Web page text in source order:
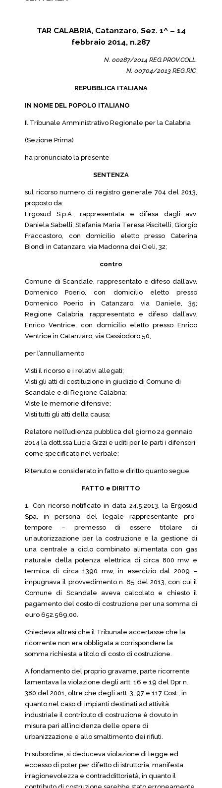
TAR CALABRIA, Catanzaro, Sez. 1^ – 14
febbraio 2014, n.287
N. 00287/2014 REG.PROV.COLL.
N. 00704/2013 REG.RIC.
REPUBBLICA ITALIANA
IN NOME DEL POPOLO ITALIANO
Il Tribunale Amministrativo Regionale per la Calabria
(Sezione Prima)
ha pronunciato la presente
SENTENZA
sul ricorso numero di registro generale 704 del 2013,
proposto da:
Ergosud S.p.A., rappresentata e difesa dagli avv.
Daniela Sabelli, Stefania Maria Teresa Piscitelli, Giorgio
Fraccastoro, con domicilio eletto presso Caterina
Biondi in Catanzaro, via Madonna dei Cieli, 32;
contro
Comune di Scandale, rappresentato e difeso dall’avv.
Domenico Poerio, con domicilio eletto presso
Domenico Poerio in Catanzaro, via Daniele, 35;
Regione Calabria, rappresentato e difeso dall’avv.
Enrico Ventrice, con domicilio eletto presso Enrico
Ventrice in Catanzaro, via Cassiodoro 50;
per l’annullamento
Visti il ricorso e i relativi allegati;
Visti gli atti di costituzione in giudizio di Comune di
Scandale e di Regione Calabria;
Viste le memorie difensive;
Visti tutti gli atti della causa;
Relatore nell’udienza pubblica del giorno 24 gennaio
2014 la dott.ssa Lucia Gizzi e uditi per le parti i difensori
come specificato nel verbale;
Ritenuto e considerato in fatto e diritto quanto segue.
FATTO e DIRITTO
1. Con ricorso notificato in data 24.5.2013, la Ergosud
Spa, in persona del legale rappresentante pro-
tempore – premesso di essere titolare di
un’autorizzazione per la costruzione e la gestione di
una centrale a ciclo combinato alimentata con gas
naturale della potenza elettrica di circa 800 mw e
termica di circa 1390 mw, in esercizio dal 2009 –
impugnava il provvedimento n. 65 del 2013, con cui il
Comune di Scandale aveva calcolato e chiesto il
pagamento del costo di costruzione per una somma di
euro 652.569,00.
Chiedeva altresì che il Tribunale accertasse che la
ricorrente non era obbligata a corrispondere la
somma richiesta a titolo di costo di costruzione.
A fondamento del proprio gravame, parte ricorrente
lamentava la violazione degli artt. 16 e 19 del Dpr n.
380 del 2001, oltre che degli artt. 3, 97 e 117 Cost., in
quanto nel caso di impianti destinati ad attività
industriale il contributo di costruzione è dovuto in
misura pari all’incidenza delle opere di
urbanizzazione e allo smaltimento dei rifiuti.
In subordine, si deduceva violazione di legge ed
eccesso di poter per difetto di istruttoria, manifesta
irragionevolezza e contraddittorietà, in quanto il